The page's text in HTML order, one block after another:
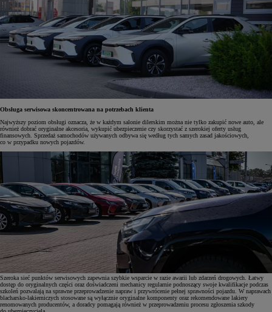
Obsługa serwisowa skoncentrowana na potrzebach klienta
Najwyższy poziom obsługi oznacza, że w każdym salonie dilerskim można nie tylko zakupić nowe auto, ale
również dobrać oryginalne akcesoria, wykupić ubezpieczenie czy skorzystać z szerokiej oferty usług
finansowych. Sprzedaż samochodów używanych odbywa się według tych samych zasad jakościowych,
co w przypadku nowych pojazdów.
Szeroka sieć punktów serwisowych zapewnia szybkie wsparcie w razie awarii lub zdarzeń drogowych. Łatwy
dostęp do oryginalnych części oraz doświadczeni mechanicy regularnie podnoszący swoje kwalifikacje podczas
szkoleń pozwalają na sprawne przeprowadzenie napraw i przywrócenie pełnej sprawności pojazdu. W naprawach
blacharsko-lakierniczych stosowane są wyłącznie oryginalne komponenty oraz rekomendowane lakiery
renomowanych producentów, a doradcy pomagają również w przeprowadzeniu procesu zgłoszenia szkody